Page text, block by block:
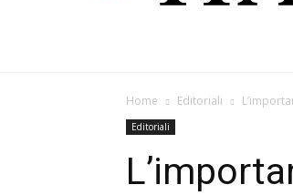
Home Editoriali
Editoriali